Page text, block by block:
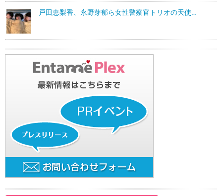
戸田恵梨香、永野芽郁ら女性警察官トリオの天使…